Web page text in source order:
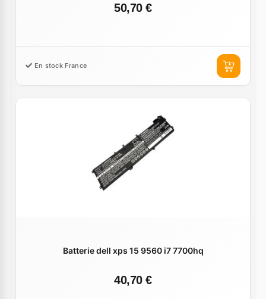
50,70 €
En stock France
Batterie dell xps 15 9560 i7 7700hq
40,70 €